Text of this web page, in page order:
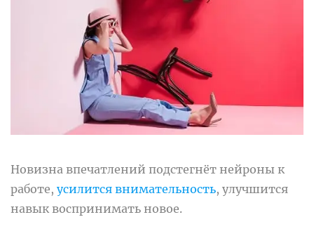
Новизна впечатлений подстегнёт нейроны к
работе, усилится внимательность, улучшится
навык воспринимать новое.